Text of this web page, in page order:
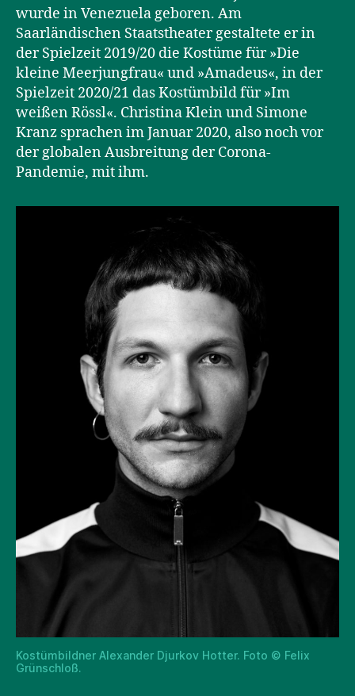
wurde in Venezuela geboren. Am
Saarländischen Staatstheater gestaltete er in
der Spielzeit 2019/20 die Kostüme für »Die
kleine Meerjungfrau« und »Amadeus«, in der
Spielzeit 2020/21 das Kostümbild für »Im
weißen Rössl«. Christina Klein und Simone
Kranz sprachen im Januar 2020, also noch vor
der globalen Ausbreitung der Corona-
Pandemie, mit ihm.
Kostümbildner Alexander Djurkov Hotter. Foto © Felix
Grünschloß.